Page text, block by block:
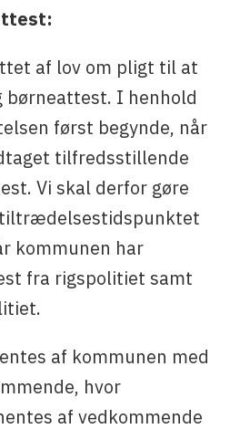
af lov om pligt til at
børneattest. I henhold
først begynde, når
tilfredsstillende
Vi skal derfor gøre
kommunen har
fra rigspolitiet samt
af kommunen med
hvor
af vedkommende